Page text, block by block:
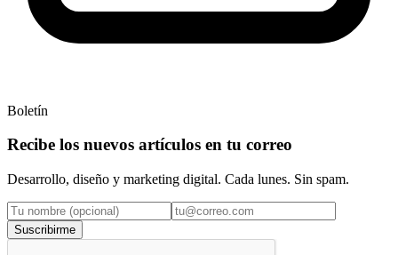
Boletín
Recibe los nuevos artículos en tu correo
Desarrollo, diseño y marketing digital. Cada lunes. Sin spam.
Suscribirme